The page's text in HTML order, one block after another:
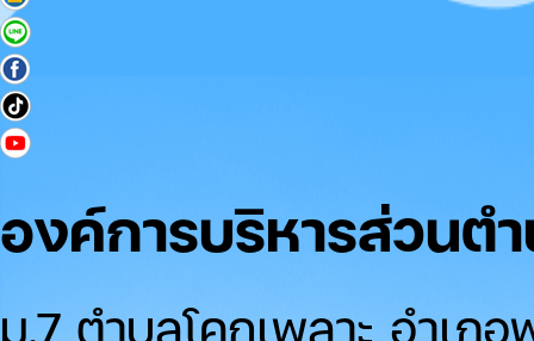
องค์การบริหารส่วนต
ม.7 ตำบลโคกเพลาะ อำเ